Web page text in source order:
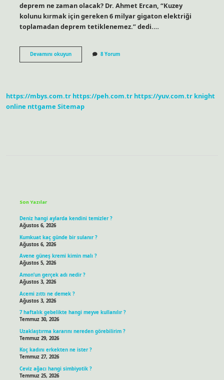
deprem ne zaman olacak? Dr. Ahmet Ercan, “Kuzey
kolunu kırmak için gereken 6 milyar gigaton elektriği
toplamadan deprem tetiklenemez.” dedi.…
Devamını okuyunBüyük
Depremler
8 Yorum
https://mbys.com.tr https://peh.com.tr https://yuv.com.tr knight
online nttgame Sitemap
Son Yazılar
Deniz hangi aylarda kendini temizler ?
Ağustos 6, 2026
Kumkuat kaç günde bir sulanır ?
Ağustos 6, 2026
Avene güneş kremi kimin malı ?
Ağustos 5, 2026
Amon’un gerçek adı nedir ?
Ağustos 3, 2026
Acemi zıttı ne demek ?
Ağustos 3, 2026
7 haftalık gebelikte hangi meyve kullanılır ?
Temmuz 30, 2026
Uzaklaştırma kararını nereden görebilirim ?
Temmuz 29, 2026
Koç kadını erkekten ne ister ?
Temmuz 27, 2026
Ceviz ağacı hangi simbiyotik ?
Temmuz 25, 2026